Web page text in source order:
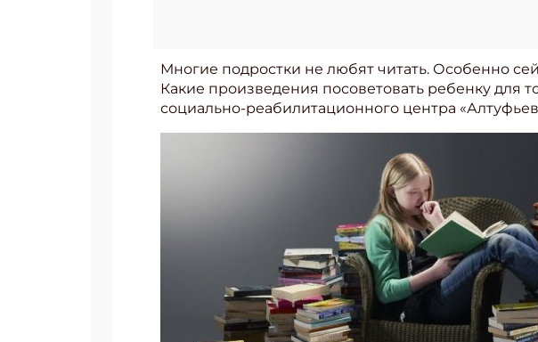
Многие подростки не любят читать. Особенно
Какие произведения посоветовать ребенку для
социально-реабилитационного центра